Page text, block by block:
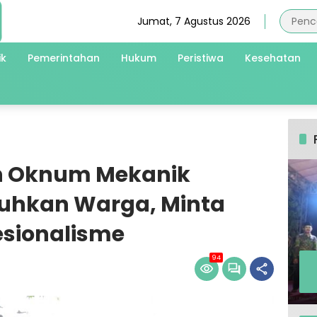
Jumat, 7 Agustus 2026
Pemerintahan Hukum Peristiwa Kesehatan
Oknum Mekanik
Warga, Minta
94